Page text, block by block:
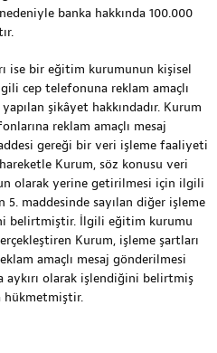
banka hakkında 100.000
ise bir eğitim kurumunun kişisel
cep telefonuna reklam amaçlı
şikâyet hakkındadır. Kurum
reklam amaçlı mesaj
gereği bir veri işleme faaliyeti
Kurum, söz konusu veri
olarak yerine getirilmesi için ilgili
5. maddesinde sayılan diğer işleme
belirtmiştir. İlgili eğitim kurumu
Kurum, işleme şartları
amaçlı mesaj gönderilmesi
olarak işlendiğini belirtmiş
hükmetmiştir.